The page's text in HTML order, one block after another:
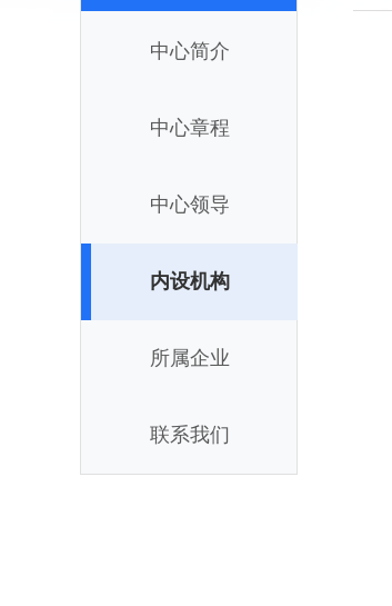
中心简介
中心章程
中心领导
内设机构
所属企业
联系我们